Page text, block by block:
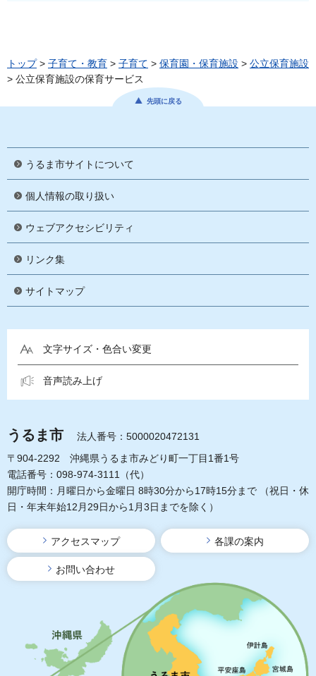
トップ> 子育て・教育 > 子育て > 保育園・保育施設 > 公立保育施設
> 公立保育施設の保育サービス
先頭に戻る
うるま市サイトについて
個人情報の取り扱い
ウェブアクセシビリティ
リンク集
サイトマップ
文字サイズ・色合い変更
音声読み上げ
うるま市
法人番号：5000020472131
〒904-2292 沖縄県うるま市みどり町一丁目1番1号
電話番号：098-974-3111（代）
開庁時間：月曜日から金曜日 8時30分から17時15分まで
（祝日・休
日・年末年始12月29日から1月3日までを除く）
アクセスマップ 各課の案内
お問い合わせ